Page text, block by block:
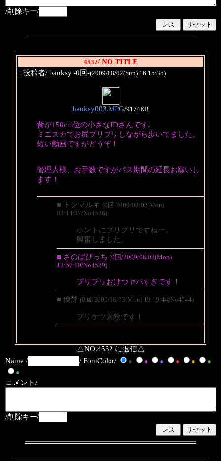
/削除キー/
4532/ NO TITLE
□投稿者/ banksy -0回-(2009/08/02(Sun) 16:15:35)
banksy003.MPG/9174KB
背が150cm位の小さなJDさんです。
ミニスカでお尻プリプリしながら歩いてました。
短い動画ですがどうぞ！
管理人様、お手数ですがパス期間の延長お願いし
ます！
■ トンマルキ (0回/2009/08/03(Mon)
03:14:37/No4536)
ホントにプリプリですねー。
興奮しました。
■ さのばびっち (0回/2009/08/03(Mon)
12:57:10/No4539)
プリプリおけつヤバすぎです！
■ 優輝 (0回/2009/08/03(Mon) 19:19:44/No4544)
プリケツ素敵です！
△NO.4532 に返信△
Name /
/ FontColor/ ● ● ● ● ●
●
●
コメント/
/削除キー/